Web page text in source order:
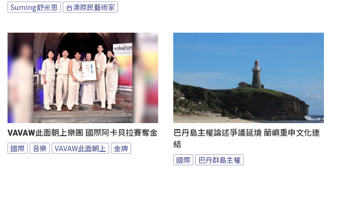
Suming舒米恩
台澳原民藝術家
VAVAW此面朝上樂團 國際阿卡貝拉賽奪金
國際 音樂 VAVAW此面朝上 金牌
巴丹島主權論述爭議延燒 蘭嶼重申文化連
結
國際 巴丹群島主權